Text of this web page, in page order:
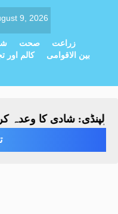
9, 2026
صحت
زراعت
کالم اور
بین الاقوامی
شادی کا وعدہ